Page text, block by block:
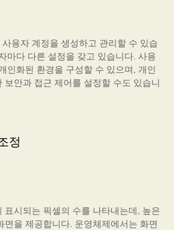
용자 계정을 생성하고 관리할 수 있습
마다 다른 설정을 갖고 있습니다. 사용
인화된 환경을 구성할 수 있으며, 개인
보안과 접근 제어를 설정할 수도 있습니
정
표시되는 픽셀의 수를 나타내는데, 높은
면을 제공합니다. 운영체제에서는 화면